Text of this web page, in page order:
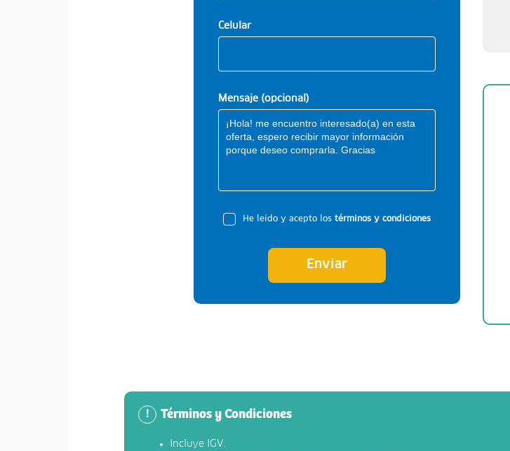
Celular
Mensaje (opcional)
He leído y acepto lostérminos y condiciones
Enviar
! Términos y Condiciones
Incluye IGV.